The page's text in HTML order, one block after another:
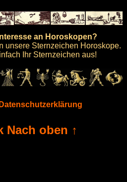
an Horoskopen?
unsere Sternzeichen Horoskope.
Ihr Sternzeichen aus!
Datenschutzerklärung
Nach oben ↑